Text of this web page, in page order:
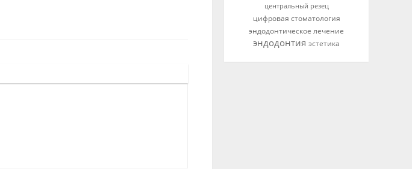
центральный резец
цифровая стоматология
эндодонтическое лечение
эндодонтия эстетика